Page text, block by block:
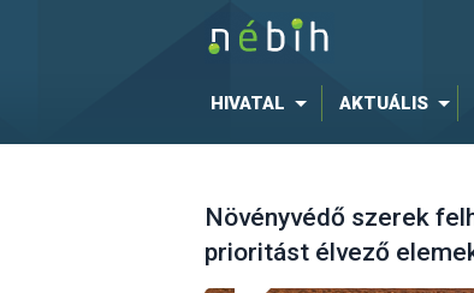
HIVATAL AKTUÁLIS
Növényvédő szerek
prioritást élvező